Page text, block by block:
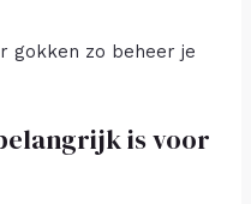
gokken zo beheer je
is voor